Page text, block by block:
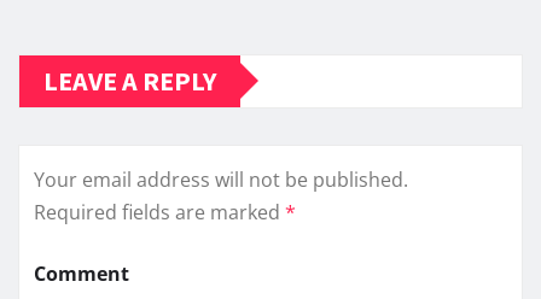
LEAVE A REPLY
Your email address will not be published.
Required fields are marked *
Comment